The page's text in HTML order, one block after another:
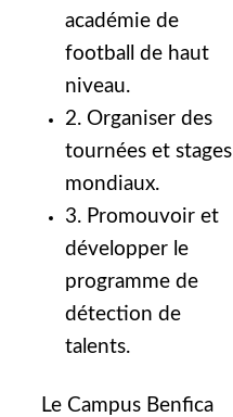
académie de
football de haut
niveau.
2. Organiser des
tournées et stages
mondiaux.
3. Promouvoir et
développer le
programme de
détection de
talents.
Le Campus Benfica